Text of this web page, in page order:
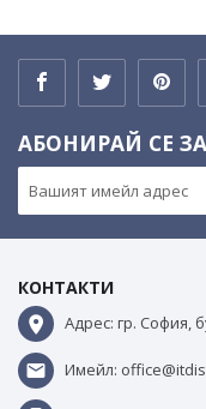
АБОНИРАЙ СЕ
КОНТАКТИ
Адрес: гр. София,
Имейл: